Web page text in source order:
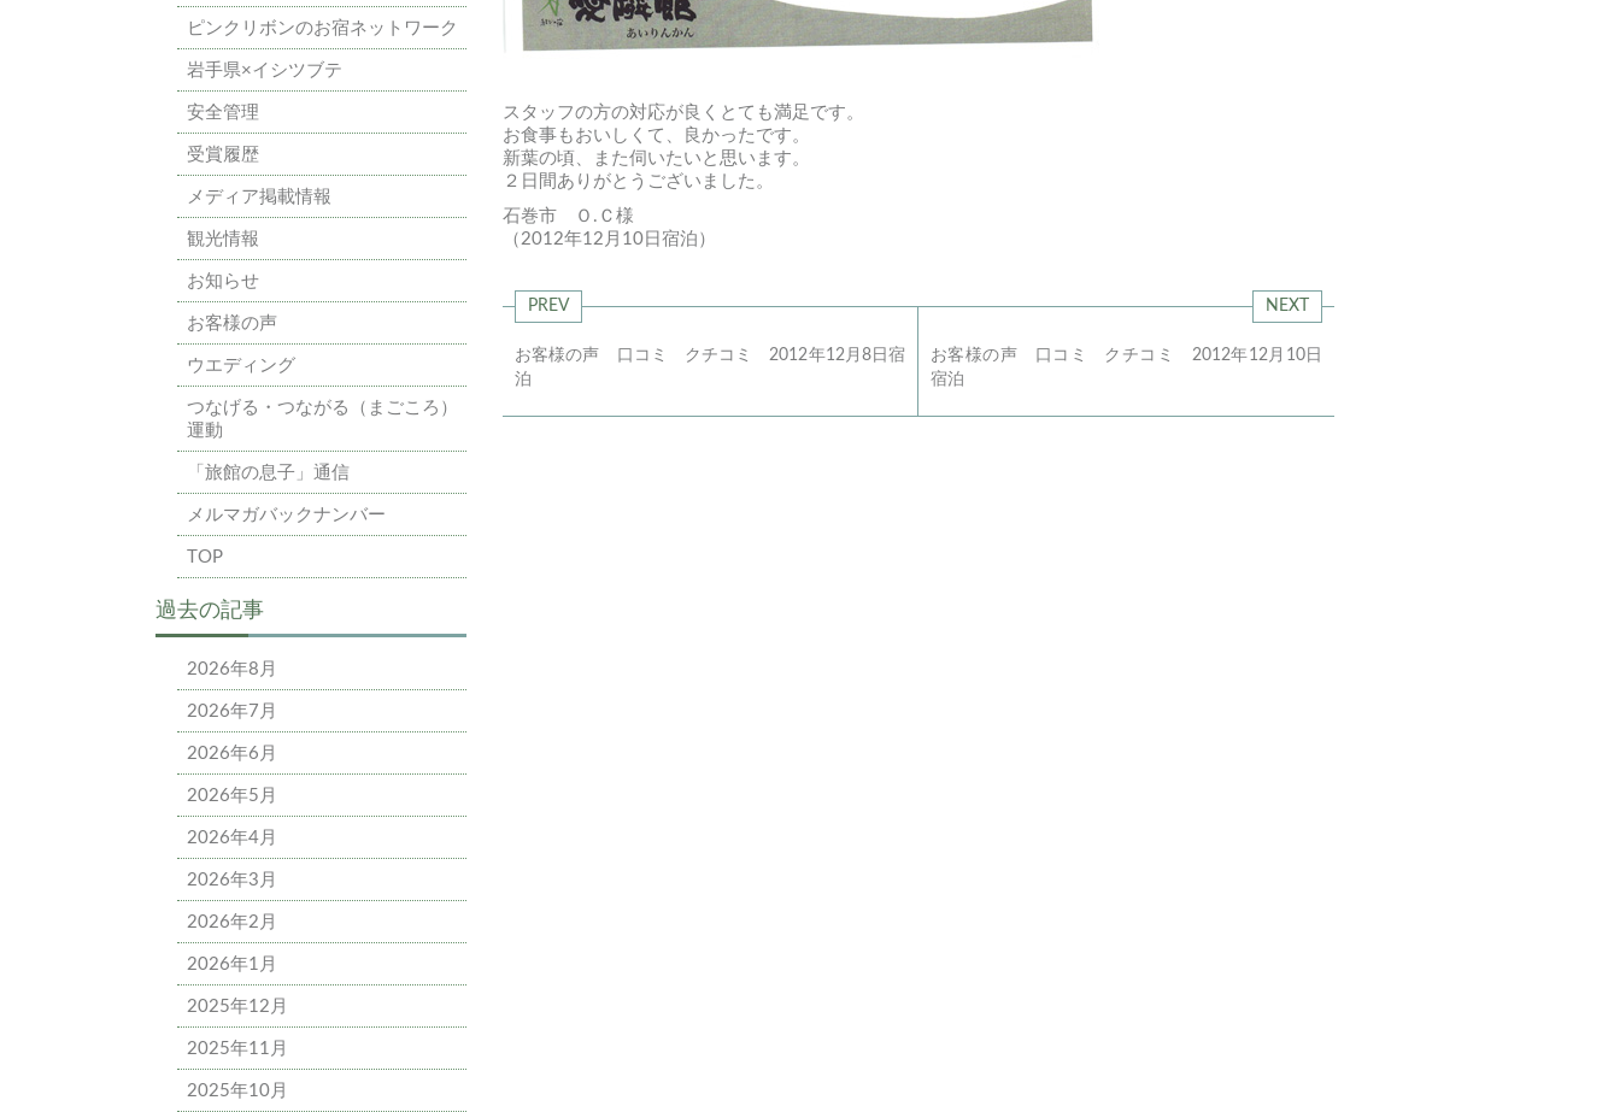
ピンクリボンのお宿ネットワーク
岩手県×イシツブテ
安全管理
受賞履歴
メディア掲載情報
観光情報
お知らせ
お客様の声
ウエディング
つなげる・つながる（まごころ）
運動
「旅館の息子」通信
メルマガバックナンバー
TOP
過去の記事
2026年8月
2026年7月
2026年6月
2026年5月
2026年4月
2026年3月
2026年2月
2026年1月
2025年12月
2025年11月
2025年10月
スタッフの方の対応が良くとても満足です。
お食事もおいしくて、良かったです。
新葉の頃、また伺いたいと思います。
２日間ありがとうございました。
石巻市 Ｏ.Ｃ様
（2012年12月10日宿泊）
PREV
お客様の声 口コミ クチコミ 2012年12月8日宿
泊
NEXT
お客様の声 口コミ クチコミ 2012年12月10日
宿泊